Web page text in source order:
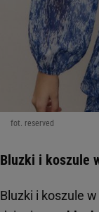
fot. reserved
Bluzki i koszule
Bluzki i koszule